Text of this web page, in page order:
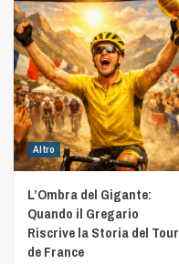
Altro
L’Ombra del Gigante:
Quando il Gregario
Riscrive la Storia del Tour
de France